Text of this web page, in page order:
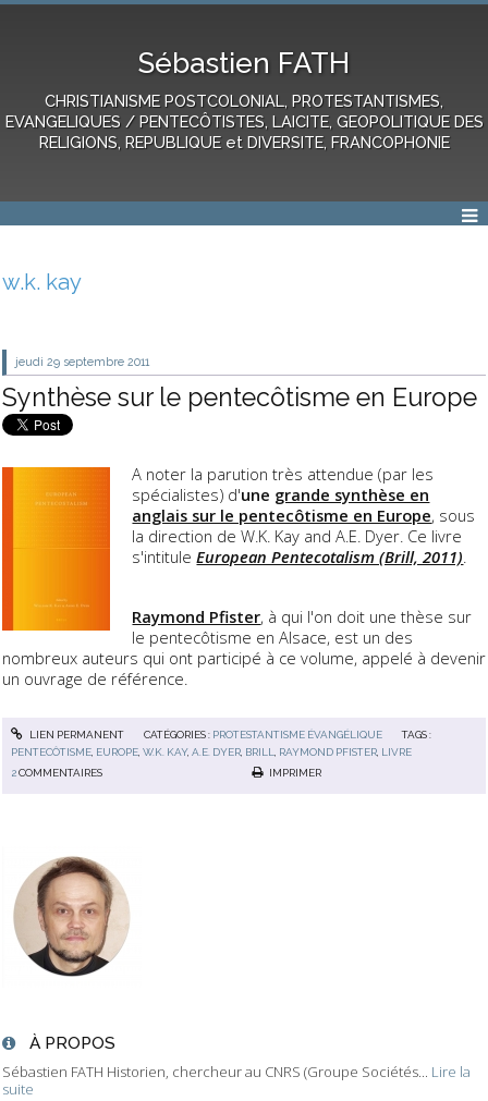
Sébastien FATH
CHRISTIANISME POSTCOLONIAL, PROTESTANTISMES,
EVANGELIQUES / PENTECÔTISTES, LAICITE, GEOPOLITIQUE DES
RELIGIONS, REPUBLIQUE et DIVERSITE, FRANCOPHONIE
À PROPOS
Sébastien FATH Historien, chercheur au CNRS (Groupe Sociétés... Lire la
suite
w.k. kay
jeudi 29 septembre 2011
Synthèse sur le pentecôtisme en Europe
A noter la parution très attendue (par les
spécialistes) d'une grande synthèse en
anglais sur le pentecôtisme en Europe, sous
la direction de W.K. Kay and A.E. Dyer. Ce livre
s'intituleEuropean Pentecotalism (Brill, 2011).
Raymond Pfister, à qui l'on doit une thèse sur
le pentecôtisme en Alsace, est un des
nombreux auteurs qui ont participé à ce volume, appelé à devenir
un ouvrage de référence.
LIEN PERMANENT CATÉGORIES : PROTESTANTISME ÉVANGÉLIQUE
TAGS :
PENTECÔTISME EUROPE ,W.K. KAY,A.E. DYER BRILL RAYMOND PFISTER LIVRE
2COMMENTAIRES IMPRIMER